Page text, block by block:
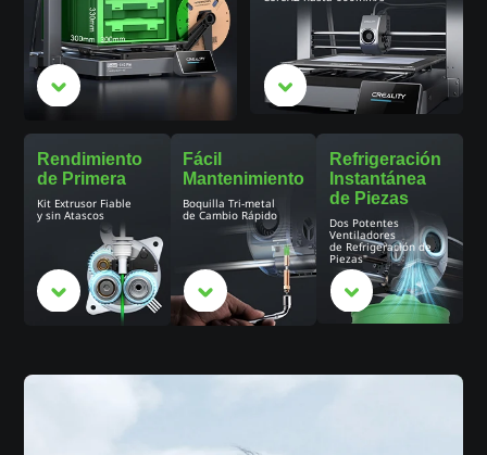
Rendimiento
de Primera
Kit Extrusor Fiable
y sin Atascos
Fácil
Mantenimiento
Boquilla Tri-metal
de Cambio Rápido
Refrigeración
Instantánea
de Piezas
Dos Potentes
Ventiladores
de Refrigeración de
Piezas"